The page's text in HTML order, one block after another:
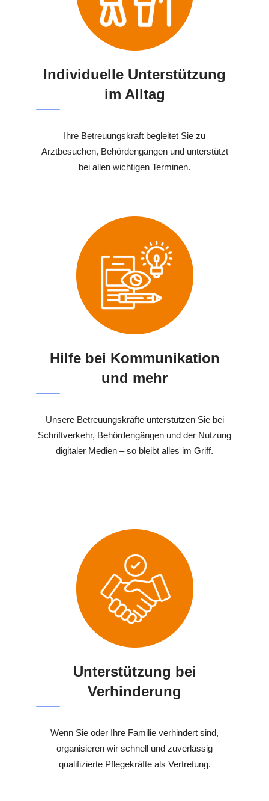
Individuelle Unterstützung
im Alltag
Ihre Betreuungskraft begleitet Sie zu
Arztbesuchen, Behördengängen und unterstützt
bei allen wichtigen Terminen.
Hilfe bei Kommunikation
und mehr
Unsere Betreuungskräfte unterstützen Sie bei
Schriftverkehr, Behördengängen und der Nutzung
digitaler Medien – so bleibt alles im Griff.
Unterstützung bei
Verhinderung
Wenn Sie oder Ihre Familie verhindert sind,
organisieren wir schnell und zuverlässig
qualifizierte Pflegekräfte als Vertretung.